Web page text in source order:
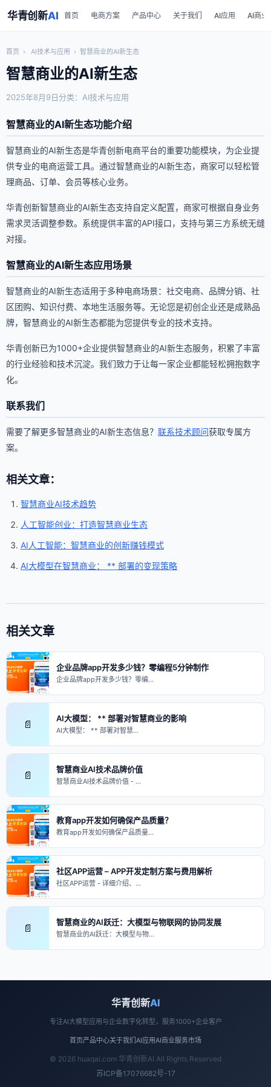
华青创新AI 首页 电商方案 产品中心 关于我们 AI应用 AI商业
首页 › AI技术与应用 › 智慧商业的AI新生态
智慧商业的AI新生态
2025年8月9日分类：AI技术与应用
智慧商业的AI新生态功能介绍
智慧商业的AI新生态是华青创新电商平台的重要功能模块，为企业提
供专业的电商运营工具。通过智慧商业的AI新生态，商家可以轻松管
理商品、订单、会员等核心业务。
华青创新智慧商业的AI新生态支持自定义配置，商家可根据自身业务
需求灵活调整参数。系统提供丰富的API接口，支持与第三方系统无缝
对接。
智慧商业的AI新生态应用场景
智慧商业的AI新生态适用于多种电商场景：社交电商、品牌分销、社
区团购、知识付费、本地生活服务等。无论您是初创企业还是成熟品
牌，智慧商业的AI新生态都能为您提供专业的技术支持。
华青创新已为1000+企业提供智慧商业的AI新生态服务，积累了丰富
的行业经验和技术沉淀。我们致力于让每一家企业都能轻松拥抱数字
化。
联系我们
需要了解更多智慧商业的AI新生态信息？ 联系技术顾问获取专属方
案。
相关文章：
智慧商业AI技术趋势
人工智能创业：打造智慧商业生态
AI人工智能：智慧商业的创新赚钱模式
AI大模型在智慧商业： ** 部署的变现策略
相关文章
企业品牌app开发多少钱？零编程5分钟制作
企业品牌app开发多少钱？零编…
📄 AI大模型： ** 部署对智慧商业的影响
AI大模型： ** 部署对智慧…
📄 智慧商业AI技术品牌价值
智慧商业AI技术品牌价值 - …
教育app开发如何确保产品质量？
教育app开发如何确保产品质量…
社区APP运营 – APP开发定制方案与费用解析
社区APP运营 - 详细介绍、…
📄 智慧商业的AI跃迁：大模型与物联网的协同发展
智慧商业的AI跃迁：大模型与物…
华青创新AI
专注AI大模型应用与企业数字化转型，服务1000+企业客户
首页产品中心关于我们 AI应用AI商业服务市场
© 2026 huaqai.com 华青创新AI All Rights Reserved
苏ICP备17076682号-17